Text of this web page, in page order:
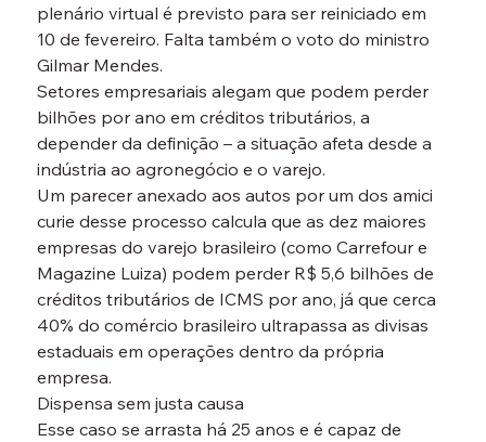
plenário virtual é previsto para ser reiniciado em
10 de fevereiro. Falta também o voto do ministro
Gilmar Mendes.
Setores empresariais alegam que podem perder
bilhões por ano em créditos tributários, a
depender da definição – a situação afeta desde a
indústria ao agronegócio e o varejo.
Um parecer anexado aos autos por um dos amici
curie desse processo calcula que as dez maiores
empresas do varejo brasileiro (como Carrefour e
Magazine Luiza) podem perder R$ 5,6 bilhões de
créditos tributários de ICMS por ano, já que cerca
40% do comércio brasileiro ultrapassa as divisas
estaduais em operações dentro da própria
empresa.
Dispensa sem justa causa
Esse caso se arrasta há 25 anos e é capaz de